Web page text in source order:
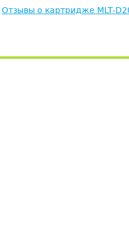
Отзывы о картридже MLT-